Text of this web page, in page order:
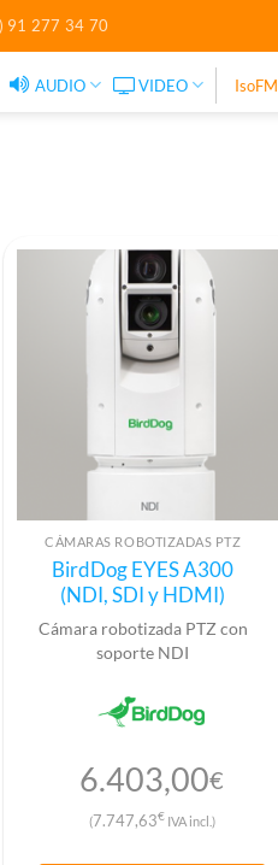
91 277 34 70
AUDIO VIDEO IsoFM
CÁMARAS ROBOTIZADAS PTZ
BirdDog EYES A300
(NDI, SDI y HDMI)
Cámara robotizada PTZ con
soporte NDI
6.403,00€
(7.747,63€IVA incl.)